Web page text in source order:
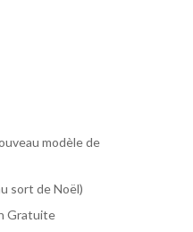
modèle de
sort de Noël)
Gratuite